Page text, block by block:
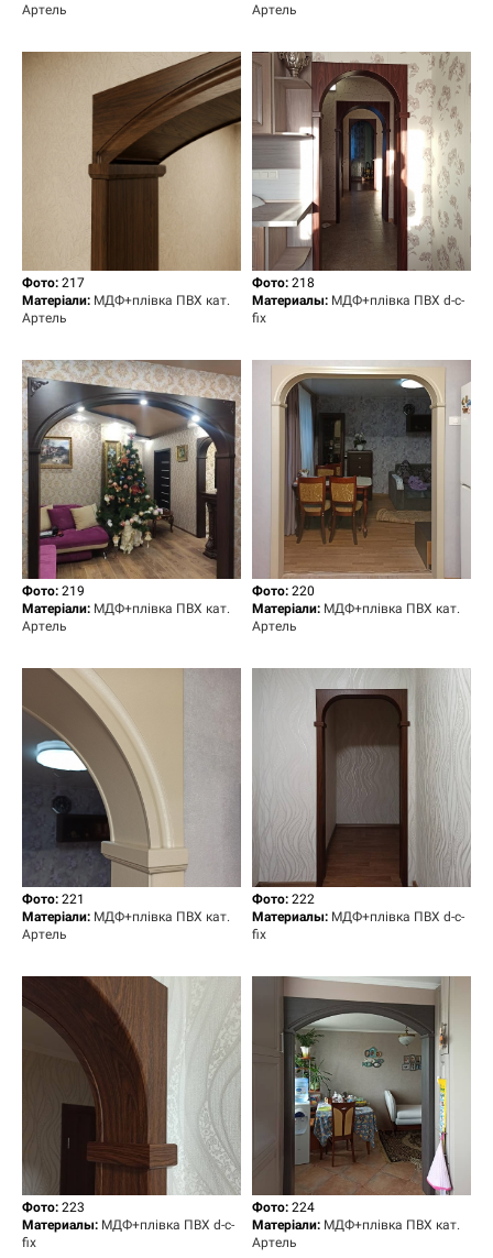
Артель
Артель
Фото: 217
Матеріали: МДФ+плівка ПВХ кат.
Артель
Фото: 218
Материалы: МДФ+плівка ПВХ d-c-
fix
Фото: 219
Матеріали: МДФ+плівка ПВХ кат.
Артель
Фото: 220
Матеріали: МДФ+плівка ПВХ кат.
Артель
Фото: 221
Матеріали: МДФ+плівка ПВХ кат.
Артель
Фото: 222
Материалы: МДФ+плівка ПВХ d-c-
fix
Фото: 223
Материалы: МДФ+плівка ПВХ d-c-
fix
Фото: 224
Матеріали: МДФ+плівка ПВХ кат.
Артель